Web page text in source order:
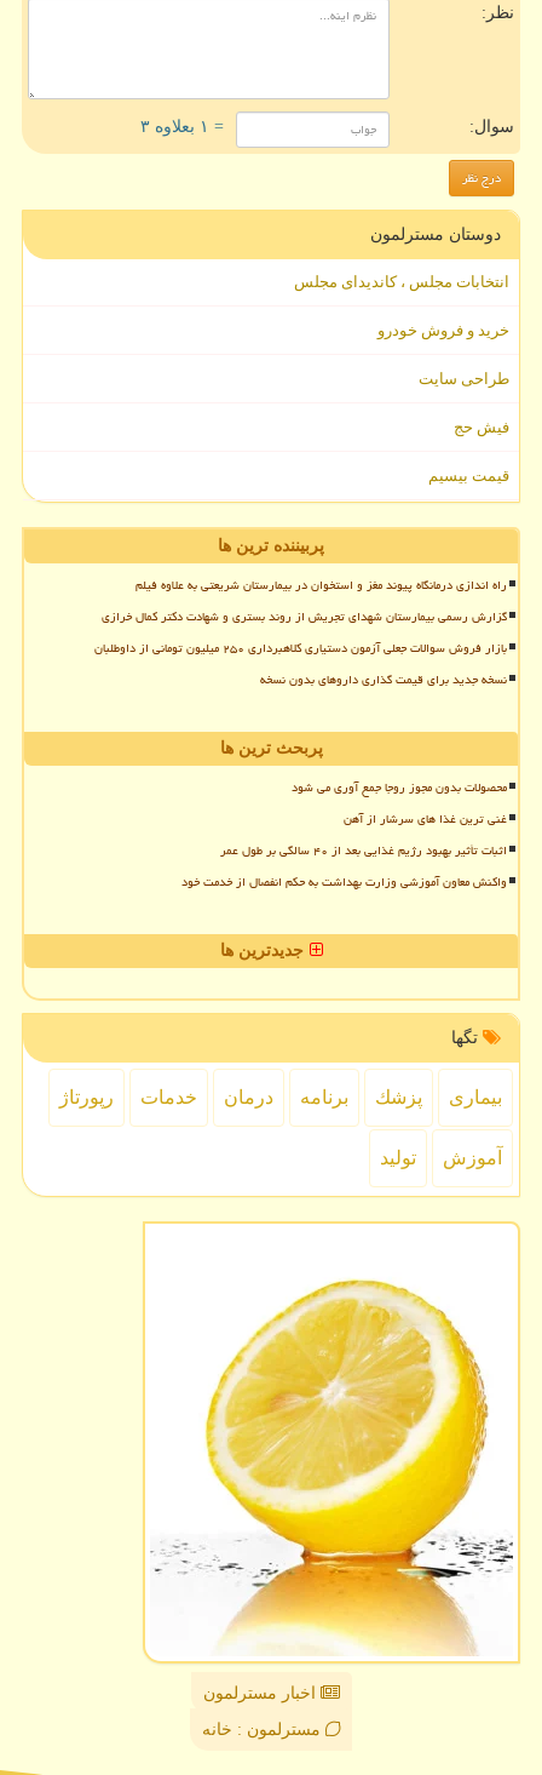
نظر:
سوال: = ۱ بعلاوه ۳
دوستان مسترلمون
انتخابات مجلس ، کاندیدای مجلس
خرید و فروش خودرو
طراحی سایت
فیش حج
قیمت بیسیم
پربیننده ترین ها
راه اندازی درمانگاه پیوند مغز و استخوان در بیمارستان شریعتی به علاوه فیلم
گزارش رسمی بیمارستان شهدای تجریش از روند بستری و شهادت دکتر کمال خرازی
بازار فروش سوالات جعلی آزمون دستیاری کلاهبرداری ۲۵۰ میلیون تومانی از داوطلبان
نسخه جدید برای قیمت گذاری داروهای بدون نسخه
پربحث ترین ها
محصولات بدون مجوز روجا جمع آوری می شود
غنی ترین غذا های سرشار از آهن
اثبات تأثیر بهبود رژیم غذایی بعد از ۴۰ سالگی بر طول عمر
واکنش معاون آموزشی وزارت بهداشت به حکم انفصال از خدمت خود
جدیدترین ها
تگها
بیماری پزشك برنامه درمان خدمات رپورتاژ
آموزش تولید
اخبار مسترلمون
مسترلمون : خانه